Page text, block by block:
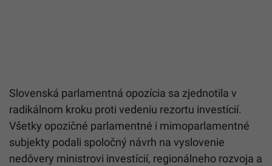
Slovenská parlamentná opozícia sa zjednotila v
radikálnom kroku proti vedeniu rezortu investícií.
Všetky opozičné parlamentné i mimoparlamentné
subjekty podali spoločný návrh na vyslovenie
nedôvery ministrovi investícií, regionálneho rozvoja a